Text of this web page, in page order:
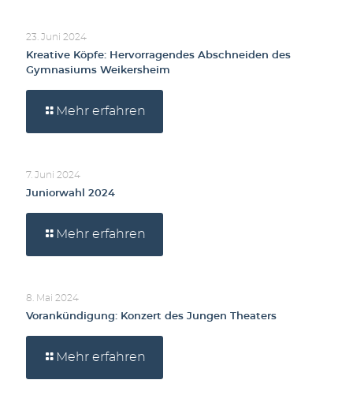
23. Juni 2024
Kreative Köpfe: Hervorragendes Abschneiden des
Gymnasiums Weikersheim
Mehr erfahren
7. Juni 2024
Juniorwahl 2024
Mehr erfahren
8. Mai 2024
Vorankündigung: Konzert des Jungen Theaters
Mehr erfahren